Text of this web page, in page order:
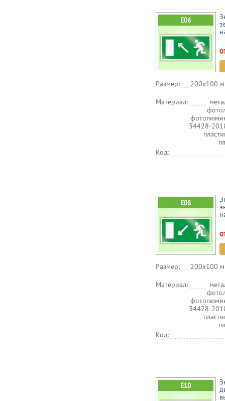
Размер:
200х100
Материал:
34428-
Код:
Размер:
200х100
Материал:
34428-
Код: